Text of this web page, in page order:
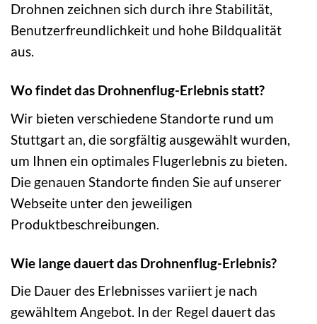
Drohnen zeichnen sich durch ihre Stabilität,
Benutzerfreundlichkeit und hohe Bildqualität
aus.
Wo findet das Drohnenflug-Erlebnis statt?
Wir bieten verschiedene Standorte rund um
Stuttgart an, die sorgfältig ausgewählt wurden,
um Ihnen ein optimales Flugerlebnis zu bieten.
Die genauen Standorte finden Sie auf unserer
Webseite unter den jeweiligen
Produktbeschreibungen.
Wie lange dauert das Drohnenflug-Erlebnis?
Die Dauer des Erlebnisses variiert je nach
gewähltem Angebot. In der Regel dauert das